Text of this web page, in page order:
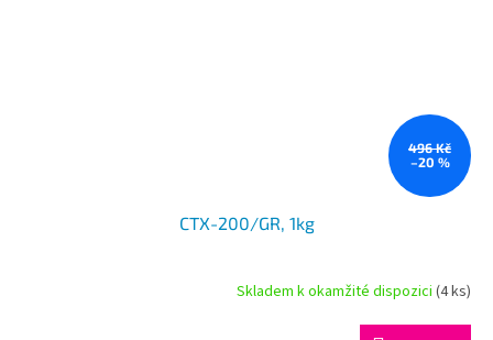
496 Kč
–20 %
CTX-200/GR, 1kg
Skladem k okamžité dispozici (4 ks)